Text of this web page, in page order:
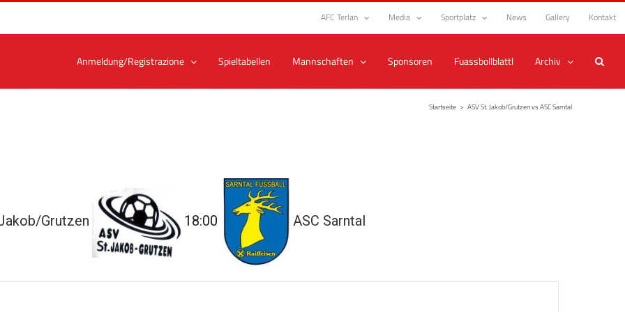
AFC Terlan Media Sportplatz News Gallery Kontakt
Anmeldung/Registrazione Spieltabellen Mannschaften Sponsoren Fuassbollblattl Archiv
Startseite > ASV St. Jakob/Grutzen vs ASC Sarntal
Grutzen 18:00 ASC Sarntal